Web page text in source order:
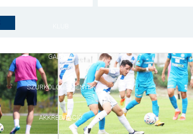
GALÉRIA
SZURKOLÓI ÉLMÉNYEK
AKKREDITÁCIÓ